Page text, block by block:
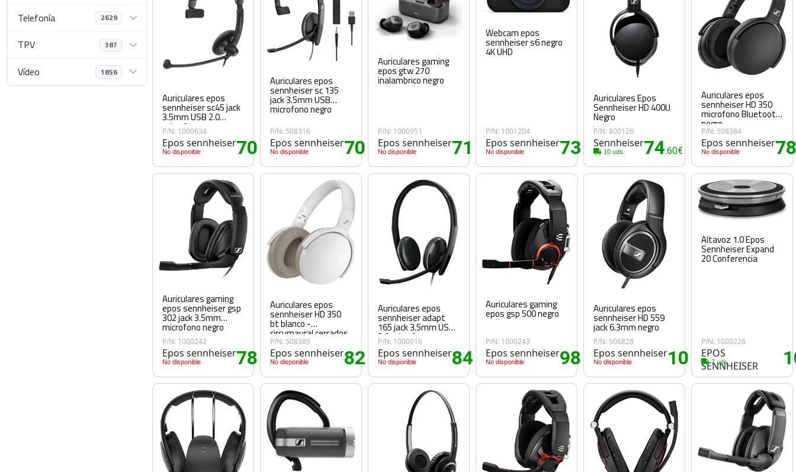
Telefonía 2629
TPV 387
Vídeo 1856
Auriculares epos
sennheiser sc45 jack
3.5mm USB 2.0
microfono negro
P/N: 1000634
Epos sennheiser
No disponible 70 .90€
Auriculares epos
sennheiser sc 135
jack 3.5mm USB
microfono negro
P/N: 508316
Epos sennheiser
No disponible 70 .90€
Auriculares gaming
epos gtw 270
inalambrico negro
P/N: 1000951
Epos sennheiser
No disponible 71 .90€
Webcam epos
sennheiser s6 negro
4K UHD
P/N: 1001204
Epos sennheiser
No disponible 73 .05€
Auriculares Epos
Sennheiser HD 400U
Negro
P/N: 800126
Sennheiser
10 uds. 74.60€
Auriculares epos
sennheiser HD 350
microfono Bluetooth
negro
P/N: 508384
Epos sennheiser
No disponible
Auriculares gaming
epos sennheiser gsp
302 jack 3.5mm
microfono negro
P/N: 1000242
Epos sennheiser
No disponible 78 .65€
Auriculares epos
sennheiser HD 350
bt blanco -
circumaural cerrados
- plegables
P/N: 508385
Epos sennheiser
No disponible 82 .55€
Auriculares epos
sennheiser adapt
165 jack 3.5mm USB
2.0 microfono negro
P/N: 1000916
Epos sennheiser
No disponible 84 .85€
Auriculares gaming
epos gsp 500 negro
P/N: 1000243
Epos sennheiser
No disponible 98 .80€
Auriculares epos
sennheiser HD 559
jack 6.3mm negro
P/N: 506828
Epos sennheiser
No disponible 102 .10€
Altavoz 1.0 Epos
Sennheiser Expand
20 Conferencia
P/N: 1000226
EPOS
SENNHEISER
7 uds.